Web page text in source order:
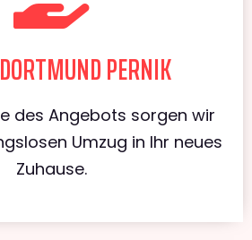
PERNIK
des Angebots sorgen wir
Umzug in Ihr neues
Zuhause.